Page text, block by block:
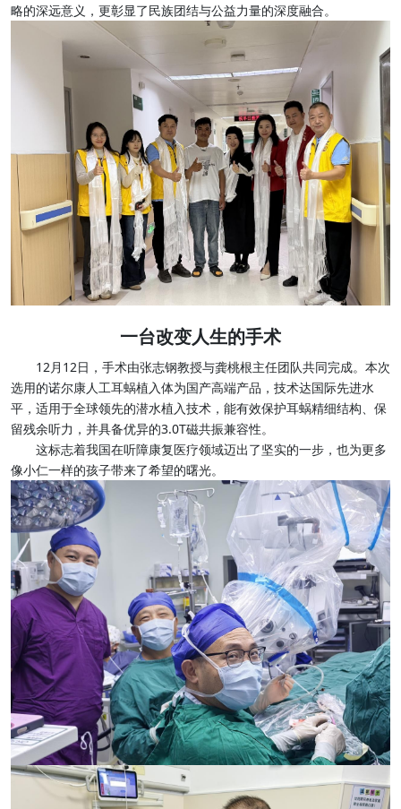
略的深远意义，更彰显了民族团结与公益力量的深度融合。
一台改变人生的手术
12月12日，手术由张志钢教授与龚桃根主任团队共同完成。本次
选用的诺尔康人工耳蜗植入体为国产高端产品，技术达国际先进水
平，适用于全球领先的潜水植入技术，能有效保护耳蜗精细结构、保
留残余听力，并具备优异的3.0T磁共振兼容性。
这标志着我国在听障康复医疗领域迈出了坚实的一步，也为更多
像小仁一样的孩子带来了希望的曙光。